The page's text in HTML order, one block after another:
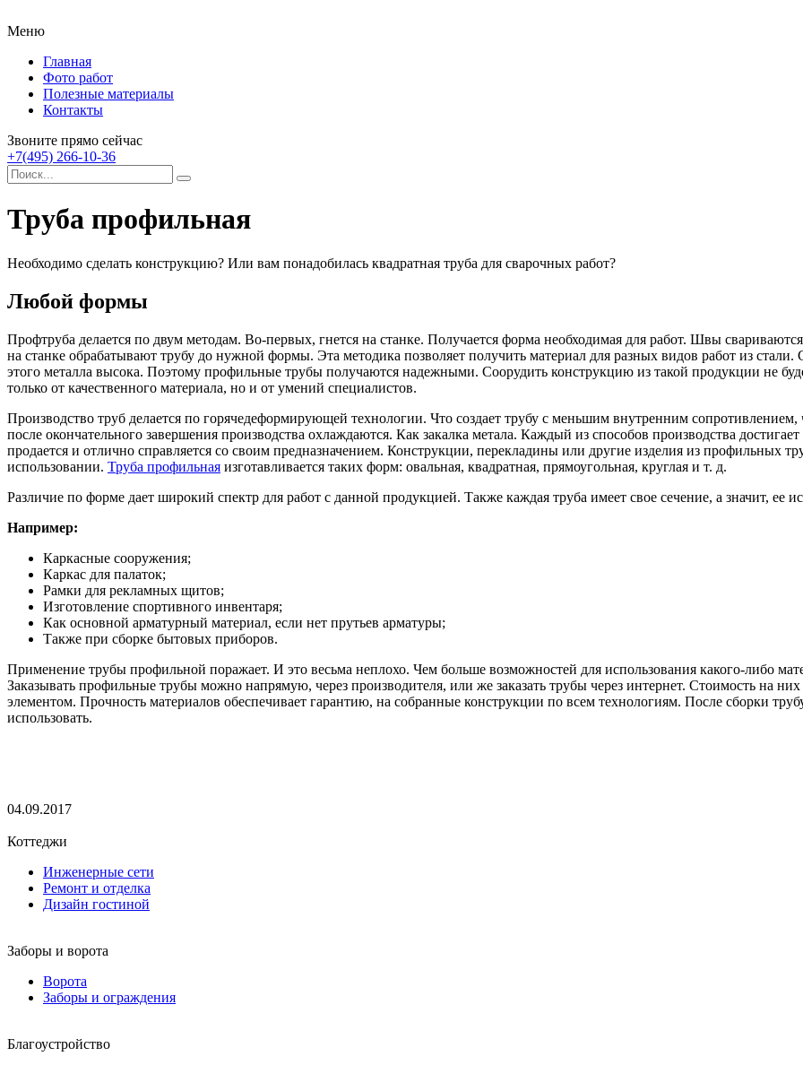
Меню
Главная
Фото работ
Полезные материалы
Контакты
Звоните прямо сейчас
+7(495) 266-10-36
Труба профильная
Необходимо сделать конструкцию? Или вам понадобилась квадратная труба для сварочных работ?
Любой формы
Профтруба делается по двум методам. Во-первых, гнется на станке. Получается форма необходимая для работ. Швы
на станке обрабатывают трубу до нужной формы. Эта методика позволяет получить материал для разных видов работ из стали.
этого металла высока. Поэтому профильные трубы получаются надежными. Соорудить конструкцию из такой продукции не
только от качественного материала, но и от умений специалистов.
Производство труб делается по горячедеформирующей технологии. Что создает трубу с меньшим внутренним
после окончательного завершения производства охлаждаются. Как закалка метала. Каждый из способов производства
продается и отлично справляется со своим предназначением. Конструкции, перекладины или другие изделия из профильных
использовании. Труба профильная изготавливается таких форм: овальная, квадратная, прямоугольная, круглая и т. д.
Различие по форме дает широкий спектр для работ с данной продукцией. Также каждая труба имеет свое сечение, а значит, ее
Например:
Каркасные сооружения;
Каркас для палаток;
Рамки для рекламных щитов;
Изготовление спортивного инвентаря;
Как основной арматурный материал, если нет прутьев арматуры;
Также при сборке бытовых приборов.
Применение трубы профильной поражает. И это весьма неплохо. Чем больше возможностей для использования какого-либо
Заказывать профильные трубы можно напрямую, через производителя, или же заказать трубы через интернет. Стоимость на
элементом. Прочность материалов обеспечивает гарантию, на собранные конструкции по всем технологиям. После сборки
использовать.
04.09.2017
Коттеджи
Инженерные сети
Ремонт и отделка
Дизайн гостиной
Заборы и ворота
Ворота
Заборы и ограждения
Благоустройство